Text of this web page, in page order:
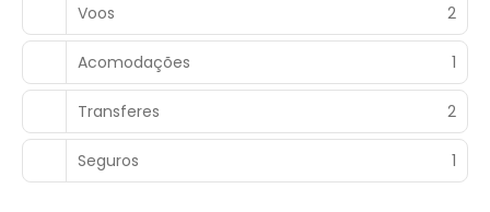
Voos 2
Acomodações 1
Transferes 2
Seguros 1